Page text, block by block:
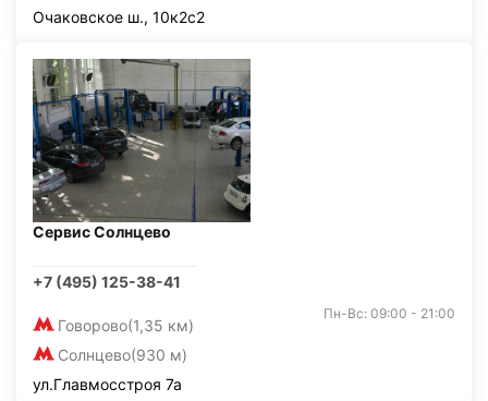
Очаковское ш., 10к2с2
Сервис Солнцево
+7 (495) 125-38-41
Говорово(1,35 км)
Солнцево(930 м)
Пн-Вс: 09:00 - 21:00
ул.Главмосстроя 7а